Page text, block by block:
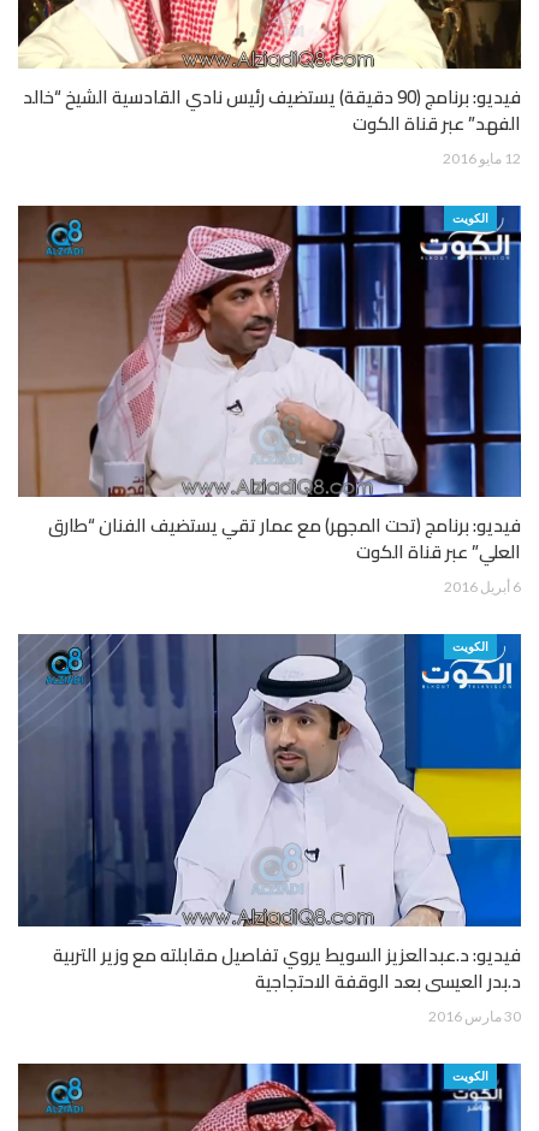
فيديو: برنامج (90 دقيقة) يستضيف رئيس نادي القادسية الشيخ “خالد
الفهد” عبر قناة الكوت
12 مايو 2016
الكويت
فيديو: برنامج (تحت المجهر) مع عمار تقي يستضيف الفنان “طارق
العلي” عبر قناة الكوت
6 أبريل 2016
الكويت
فيديو: د.عبدالعزيز السويط يروي تفاصيل مقابلته مع وزير التربية
د.بدر العيسى بعد الوقفة الاحتجاجية
30 مارس 2016
الكويت